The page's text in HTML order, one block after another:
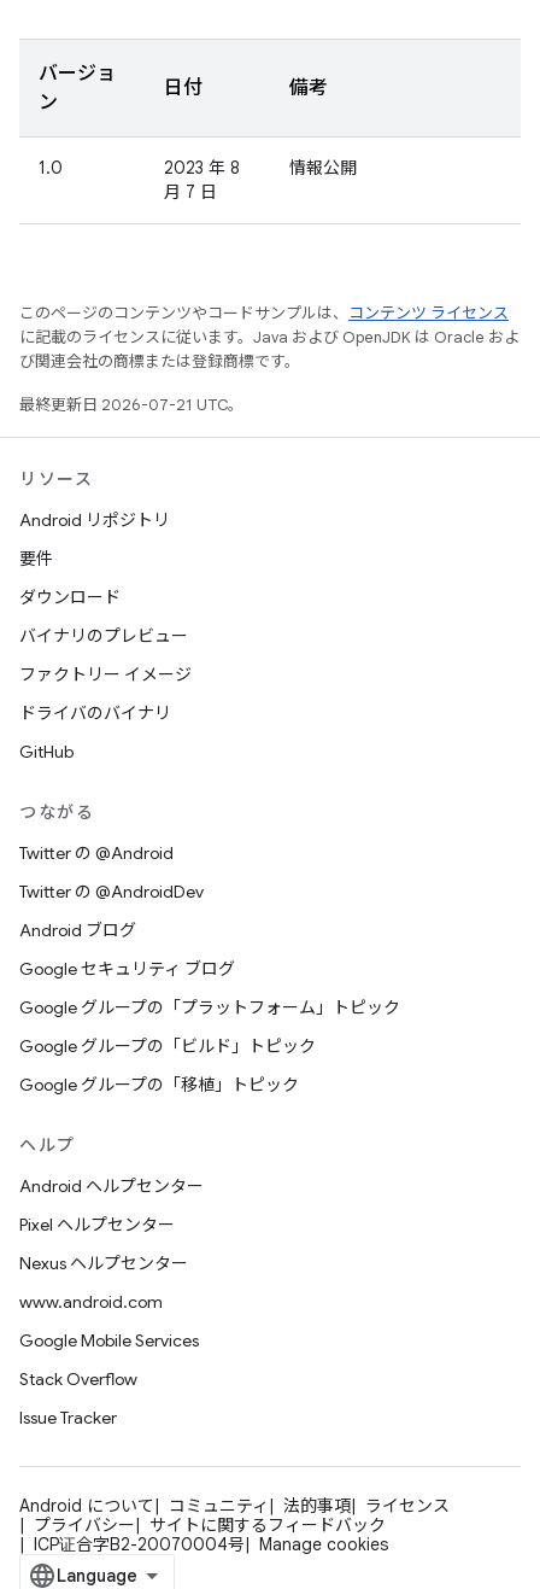
バージョ
ン
日付 備考
1.0
2023 年 8
月 7 日
情報公開
このページのコンテンツやコードサンプルは、
コンテンツ ライセンス
に記載のライセンスに従います。Java および OpenJDK は Oracle およ
び関連会社の商標または登録商標です。
最終更新日 2026-07-21 UTC。
リソース
Android リポジトリ
要件
ダウンロード
バイナリのプレビュー
ファクトリー イメージ
ドライバのバイナリ
GitHub
つながる
Twitter の @Android
Twitter の @AndroidDev
Android ブログ
Google セキュリティ ブログ
Google グループの「プラットフォーム」トピック
Google グループの「ビルド」トピック
Google グループの「移植」トピック
ヘルプ
Android ヘルプセンター
Pixel ヘルプセンター
Nexus ヘルプセンター
www.android.com
Google Mobile Services
Stack Overflow
Issue Tracker
Android について コミュニティ 法的事項
ライセンス
プライバシー
サイトに関するフィードバック
ICP证合字B2-20070004号
Manage cookies